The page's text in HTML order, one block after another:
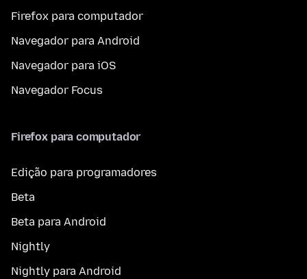
Firefox para computador
Navegador para Android
Navegador para iOS
Navegador Focus
Firefox para computador
Edição para programadores
Beta
Beta para Android
Nightly
Nightly para Android